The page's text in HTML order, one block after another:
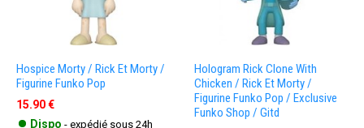
Hospice Morty / Rick Et Morty /
Figurine Funko Pop
15.90 €
Dispo - expédié sous 24h
Hologram Rick Clone With
Chicken / Rick Et Morty /
Figurine Funko Pop / Exclusive
Funko Shop / Gitd